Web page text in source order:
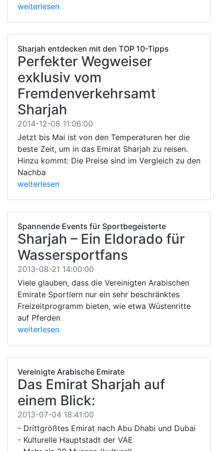
weiterlesen
Sharjah entdecken mit den TOP 10-Tipps
Perfekter Wegweiser
exklusiv vom
Fremdenverkehrsamt
Sharjah
2014-12-08 11:06:00
Jetzt bis Mai ist von den Temperaturen her die
beste Zeit, um in das Emirat Sharjah zu reisen.
Hinzu kommt: Die Preise sind im Vergleich zu den
Nachba
weiterlesen
Spannende Events für Sportbegeisterte
Sharjah – Ein Eldorado für
Wassersportfans
2013-08-21 14:00:00
Viele glauben, dass die Vereinigten Arabischen
Emirate Sportlern nur ein sehr beschränktes
Freizeitprogramm bieten, wie etwa Wüstenritte
auf Pferden
weiterlesen
Vereinigte Arabische Emirate
Das Emirat Sharjah auf
einem Blick:
2013-07-04 18:41:00
- Drittgrößtes Emirat nach Abu Dhabi und Dubai
- Kulturelle Hauptstadt der VAE